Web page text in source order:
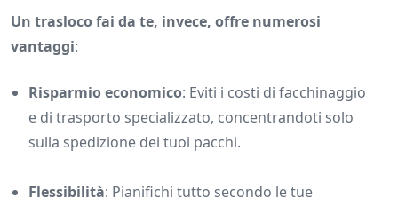
Un trasloco fai da te, invece, offre numerosi
vantaggi:
Risparmio economico: Eviti i costi di facchinaggio
e di trasporto specializzato, concentrandoti solo
sulla spedizione dei tuoi pacchi.
Flessibilità: Pianifichi tutto secondo le tue